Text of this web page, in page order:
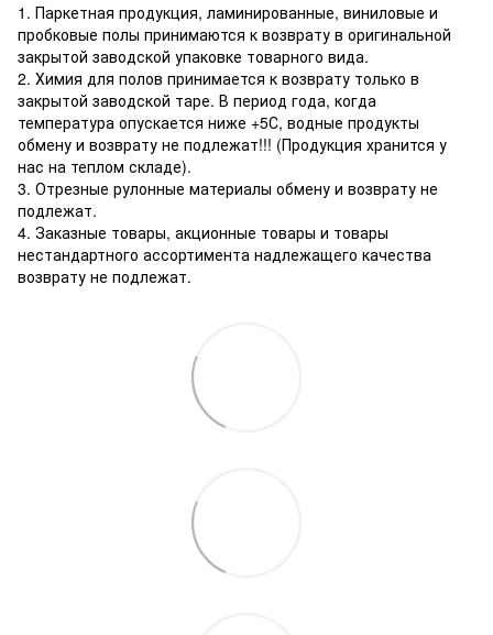
1. Паркетная продукция, ламинированные, виниловые и
пробковые полы принимаются к возврату в оригинальной
закрытой заводской упаковке товарного вида.
2. Химия для полов принимается к возврату только в
закрытой заводской таре. В период года, когда
температура опускается ниже +5С, водные продукты
обмену и возврату не подлежат!!! (Продукция хранится у
нас на теплом складе).
3. Отрезные рулонные материалы обмену и возврату не
подлежат.
4. Заказные товары, акционные товары и товары
нестандартного ассортимента надлежащего качества
возврату не подлежат.